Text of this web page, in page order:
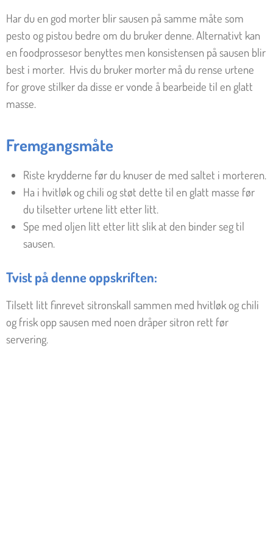
Har du en god morter blir sausen på samme måte som
pesto og pistou bedre om du bruker denne. Alternativt kan
en foodprossesor benyttes men konsistensen på sausen blir
best i morter. Hvis du bruker morter må du rense urtene
for grove stilker da disse er vonde å bearbeide til en glatt
masse.
Fremgangsmåte
Riste krydderne før du knuser de med saltet i morteren.
Ha i hvitløk og chili og støt dette til en glatt masse før
du tilsetter urtene litt etter litt.
Spe med oljen litt etter litt slik at den binder seg til
sausen.
Tvist på denne oppskriften:
Tilsett litt finrevet sitronskall sammen med hvitløk og chili
og frisk opp sausen med noen dråper sitron rett før
servering.